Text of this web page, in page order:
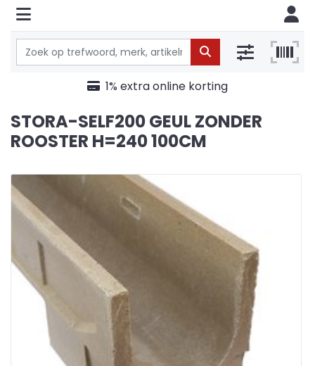
1% extra online korting
STORA-SELF200 GEUL ZONDER
ROOSTER H=240 100CM